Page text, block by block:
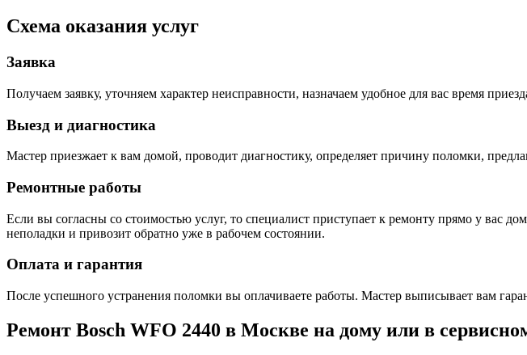
Схема оказания услуг
Заявка
Получаем заявку, уточняем характер неисправности, назначаем удобное для вас время
Выезд и диагностика
Мастер приезжает к вам домой, проводит диагностику, определяет причину поломки,
Ремонтные работы
Если вы согласны со стоимостью услуг, то специалист приступает к ремонту прямо у вас
неполадки и привозит обратно уже в рабочем состоянии.
Оплата и гарантия
После успешного устранения поломки вы оплачиваете работы. Мастер выписывает вам
Ремонт Bosch WFO 2440 в Москве на дому или в